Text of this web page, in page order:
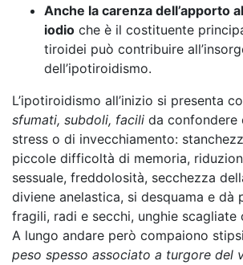
Anche la carenza dell’apporto
iodio che è il costituente
tiroidei può contribuire
dell’ipotiroidismo.
L’ipotiroidismo all’inizio si presenta
sfumati, subdoli, facili da confondere
stress o di invecchiamento:
piccole difficoltà di memoria,
sessuale, freddolosità, secchezza
diviene anelastica, si desquama e dà
fragili, radi e secchi, unghie scagliate
A lungo andare però compaiono
peso spesso associato a turgore del